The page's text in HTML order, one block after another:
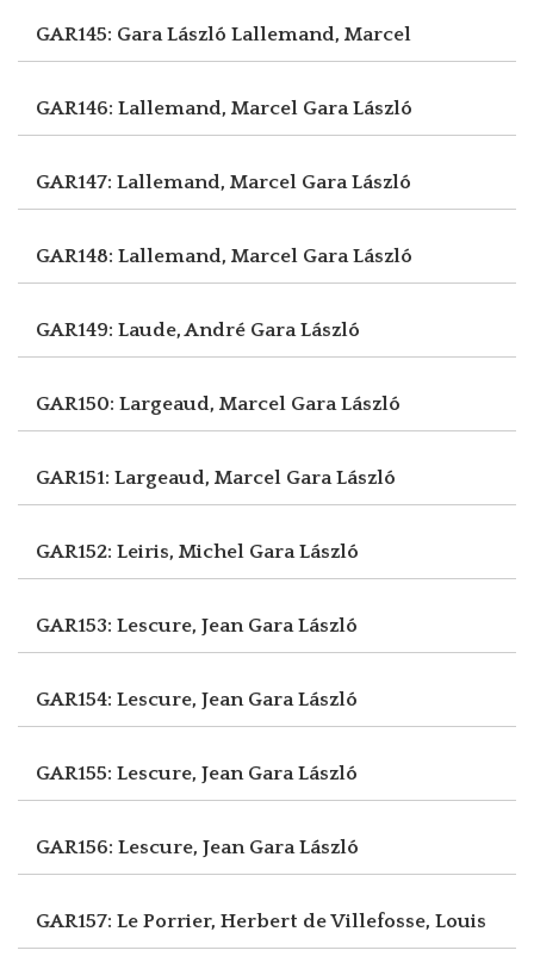
GAR145: Gara László Lallemand, Marcel
GAR146: Lallemand, Marcel Gara László
GAR147: Lallemand, Marcel Gara László
GAR148: Lallemand, Marcel Gara László
GAR149: Laude, André Gara László
GAR150: Largeaud, Marcel Gara László
GAR151: Largeaud, Marcel Gara László
GAR152: Leiris, Michel Gara László
GAR153: Lescure, Jean Gara László
GAR154: Lescure, Jean Gara László
GAR155: Lescure, Jean Gara László
GAR156: Lescure, Jean Gara László
GAR157: Le Porrier, Herbert de Villefosse, Louis